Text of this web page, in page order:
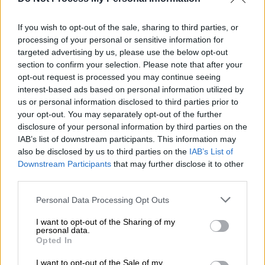
If you wish to opt-out of the sale, sharing to third parties, or
processing of your personal or sensitive information for
targeted advertising by us, please use the below opt-out
section to confirm your selection. Please note that after your
opt-out request is processed you may continue seeing
interest-based ads based on personal information utilized by
us or personal information disclosed to third parties prior to
your opt-out. You may separately opt-out of the further
disclosure of your personal information by third parties on the
IAB’s list of downstream participants. This information may
also be disclosed by us to third parties on the IAB’s List of
Downstream Participants that may further disclose it to other
Please note that this website/app uses one or more Google
not limited to your visit or usage behaviour. You may click to
grant or deny consent to Google and its third-party tags to
use your data for below specified purposes in below Google
consent section.
Personal Data Processing Opt Outs
I want to opt-out of the Sharing of my
personal data.
Opted In
I want to opt-out of the Sale of my
85 τεκμηριωμένες περιπτώσεις
σεξουαλικής βίας που σχετίζονται με
συγκρούσεις στην Ουκρανία το 2023, με
θύματα άνδρες και γυναίκες.
Συνεντεύξεις και μαρτυρίες
Το CNN διεξήγαγε συνεντεύξεις με
τέσσερις άνδρες επιζώντες , λαμβάνοντας
μαρτυρίες από άλλους που κρατούνται σε
τις αναφορές για συστηματική σεξουαλική
βία που χρησιμοποιείται από τις ρωσικές
δυνάμεις. Οι μέθοδοι βασανισμού που